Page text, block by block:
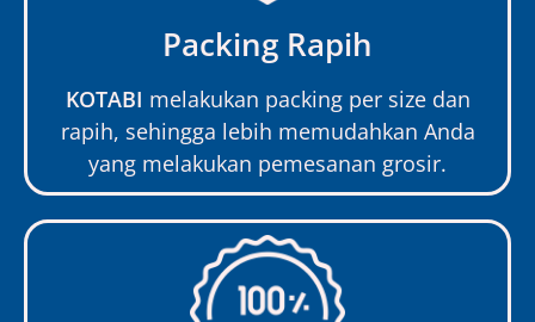
Packing Rapih
KOTABI melakukan packing per size dan
rapih, sehingga lebih memudahkan Anda
yang melakukan pemesanan grosir.